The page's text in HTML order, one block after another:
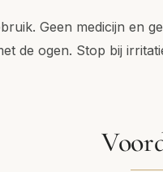
Geen medicijn en
de ogen. Stop bij